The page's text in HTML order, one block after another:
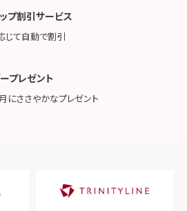
プ割引サービス
じて自動で割引
プレゼント
にささやかなプレゼント